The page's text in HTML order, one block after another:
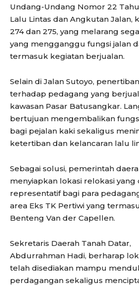
Undang-Undang Nomor 22
Lalu Lintas dan Angkutan Jalan,
274 dan 275, yang melarang
yang mengganggu fungsi jalan
termasuk kegiatan berjualan.
Selain di Jalan Sutoyo,
terhadap pedagang yang
kawasan Pasar Batusangkar.
bertujuan mengembalikan
bagi pejalan kaki sekaligus
ketertiban dan kelancaran lalu
Sebagai solusi, pemerintah
menyiapkan lokasi relokasi yang
representatif bagi para
area Eks TK Pertiwi yang
Benteng Van der Capellen.
Sekretaris Daerah Tanah Datar,
Abdurrahman Hadi, berharap
telah disediakan mampu
perdagangan sekaligus